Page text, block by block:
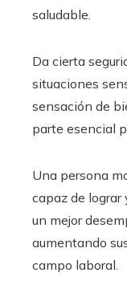
saludable.
Da cierta
situaciones
sensación de
parte esencial
Una persona
capaz de lograr
un mejor
aumentando
campo laboral.